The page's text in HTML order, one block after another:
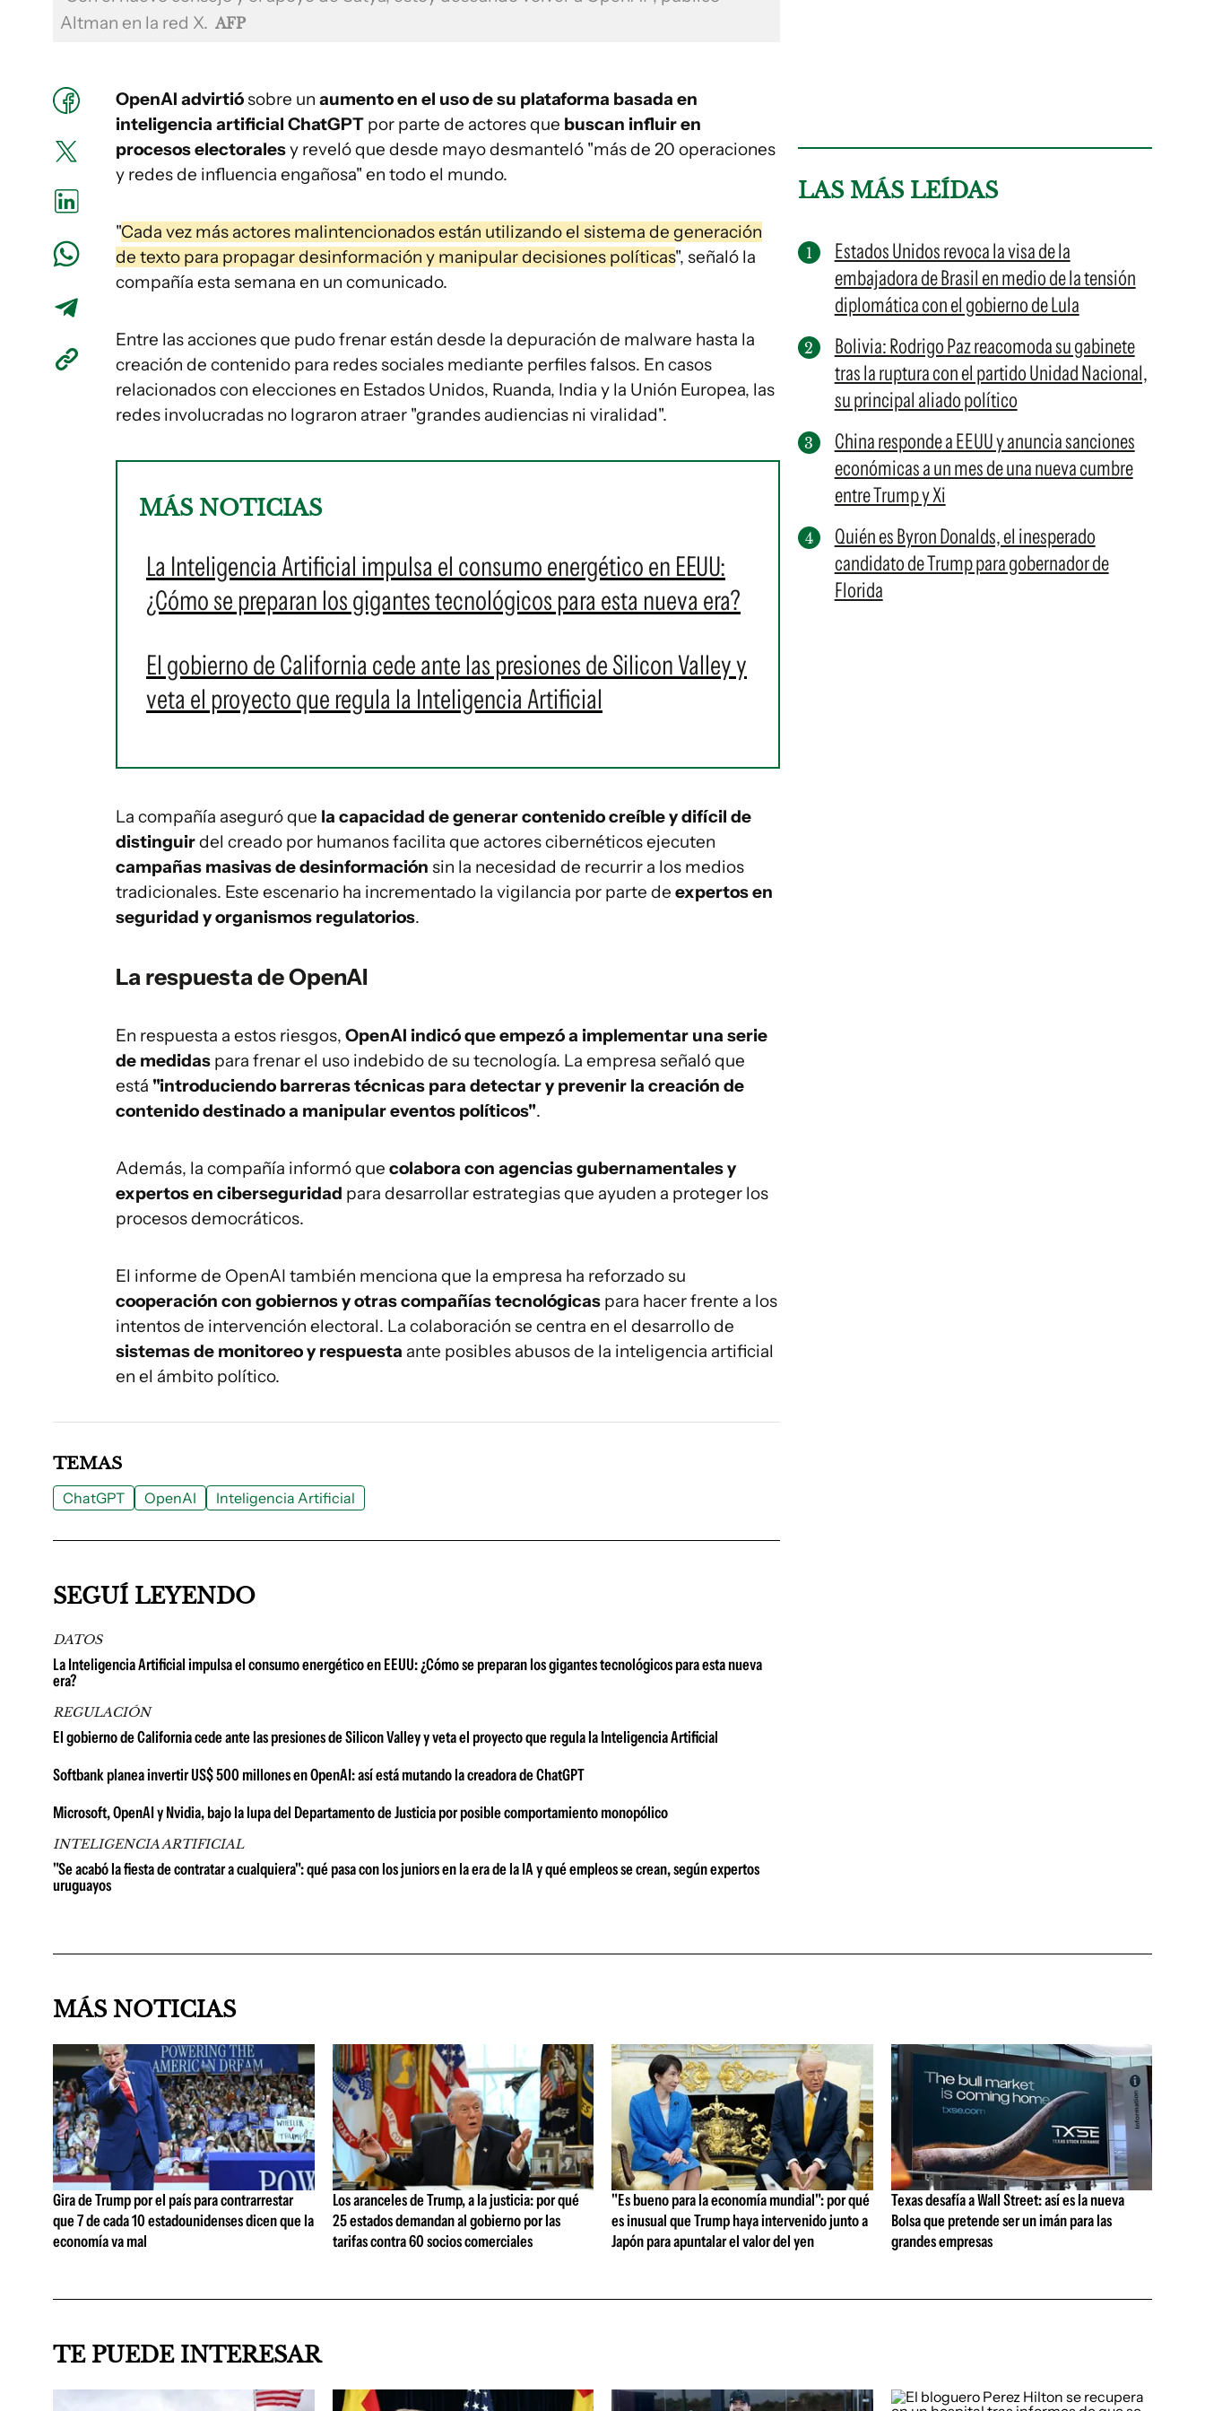
Altman en la red X. AFP
OpenAI advirtiósobre un aumento en el uso de su plataforma basada en
inteligencia artificial ChatGPT por parte de actores que buscan influir en
procesos electoralesy reveló que desde mayo desmanteló "más de 20 operaciones
y redes de influencia engañosa" en todo el mundo.
"Cada vez más actores malintencionados están utilizando el sistema de generación
de texto para propagar desinformación y manipular decisiones políticas", señaló la
compañía esta semana en un comunicado.
Entre las acciones que pudo frenar están desde la depuración de malware hasta la
creación de contenido para redes sociales mediante perfiles falsos. En casos
relacionados con elecciones en Estados Unidos, Ruanda, India y la Unión Europea, las
redes involucradas no lograron atraer "grandes audiencias ni viralidad".
MÁS NOTICIAS
La Inteligencia Artificial impulsa el consumo energético en EEUU:
¿Cómo se preparan los gigantes tecnológicos para esta nueva era?
El gobierno de California cede ante las presiones de Silicon Valley y
veta el proyecto que regula la Inteligencia Artificial
La compañía aseguró que la capacidad de generar contenido creíble y difícil de
distinguirdel creado por humanos facilita que actores cibernéticos ejecuten
campañas masivas de desinformación sin la necesidad de recurrir a los medios
tradicionales. Este escenario ha incrementado la vigilancia por parte de expertos en
seguridad y organismos regulatorios.
La respuesta de OpenAI
En respuesta a estos riesgos, OpenAI indicó que empezó a implementar una serie
de medidas para frenar el uso indebido de su tecnología. La empresa señaló que
está "introduciendo barreras técnicas para detectar y prevenir la creación de
contenido destinado a manipular eventos políticos".
Además, la compañía informó que colabora con agencias gubernamentales y
expertos en ciberseguridad para desarrollar estrategias que ayuden a proteger los
procesos democráticos.
El informe de OpenAI también menciona que la empresa ha reforzado su
cooperación con gobiernos y otras compañías tecnológicas para hacer frente a los
intentos de intervención electoral. La colaboración se centra en el desarrollo de
sistemas de monitoreo y respuesta ante posibles abusos de la inteligencia artificial
en el ámbito político.
LAS MÁS LEÍDAS
Estados Unidos revoca la visa de la
embajadora de Brasil en medio de la tensión
diplomática con el gobierno de Lula
Bolivia: Rodrigo Paz reacomoda su gabinete
tras la ruptura con el partido Unidad Nacional,
su principal aliado político
China responde a EEUU y anuncia sanciones
económicas a un mes de una nueva cumbre
entre Trump y Xi
Quién es Byron Donalds, el inesperado
candidato de Trump para gobernador de
Florida
TEMAS
ChatGPT OpenAI Inteligencia Artificial
SEGUÍ LEYENDO
DATOS
La Inteligencia Artificial impulsa el consumo energético en EEUU: ¿Cómo se preparan los gigantes tecnológicos para esta nueva
era?
REGULACIÓN
El gobierno de California cede ante las presiones de Silicon Valley y veta el proyecto que regula la Inteligencia Artificial
Softbank planea invertir US$ 500 millones en OpenAI: así está mutando la creadora de ChatGPT
Microsoft, OpenAI y Nvidia, bajo la lupa del Departamento de Justicia por posible comportamiento monopólico
INTELIGENCIA ARTIFICIAL
"Se acabó la fiesta de contratar a cualquiera": qué pasa con los juniors en la era de la IA y qué empleos se crean, según expertos
uruguayos
MÁS NOTICIAS
Gira de Trump por el país para contrarrestar
que 7 de cada 10 estadounidenses dicen que la
economía va mal
Los aranceles de Trump, a la justicia: por qué
25 estados demandan al gobierno por las
tarifas contra 60 socios comerciales
"Es bueno para la economía mundial": por qué
es inusual que Trump haya intervenido junto a
Japón para apuntalar el valor del yen
Texas desafía a Wall Street: así es la nueva
Bolsa que pretende ser un imán para las
grandes empresas
TE PUEDE INTERESAR